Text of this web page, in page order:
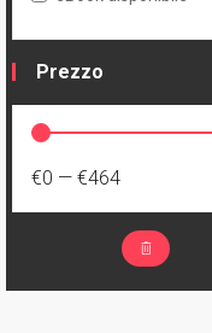
Prezzo
€0 — €464